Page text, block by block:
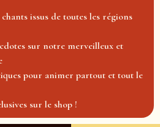
issus de toutes les régions
sur notre merveilleux et
pour animer partout et tout le
sur le shop !